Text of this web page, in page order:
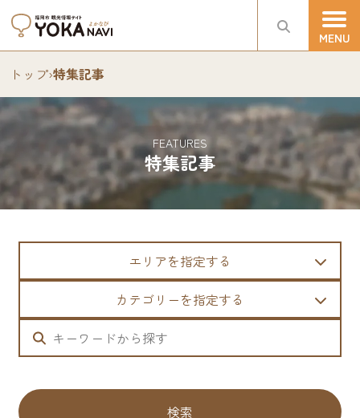
トップ›特集記事
特集記事
FEATURES
エリアを指定する
カテゴリーを指定する
検索